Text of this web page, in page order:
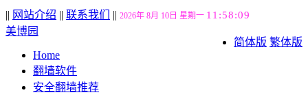
|| 网站介绍 || 联系我们 || 2026年 8月 10日 星期一 11:58:10
简体版 繁体版
美博园
Home
翻墙软件
安全翻墙推荐